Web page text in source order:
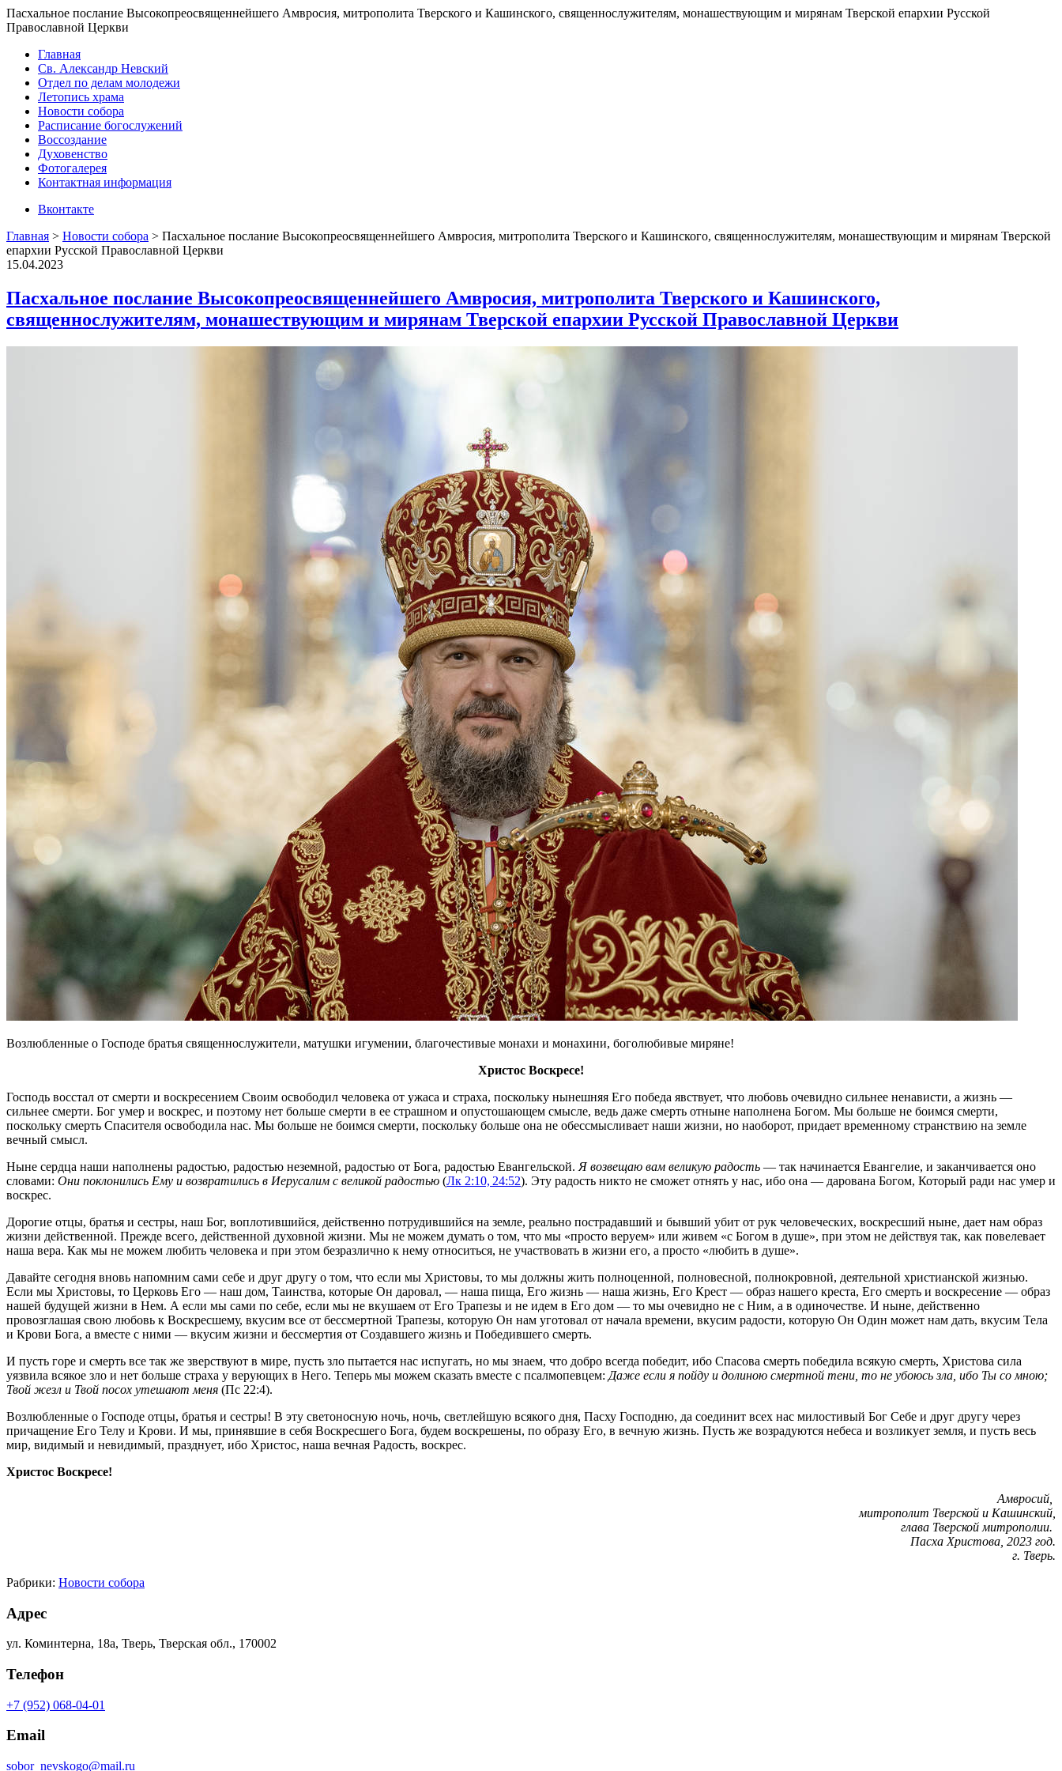
Пасхальное послание Высокопреосвященнейшего Амвросия, митрополита Тверского и Кашинского, священнослужителям, монашествующим и мирянам Тверской епархии Русской
Православной Церкви
Главная
Св. Александр Невский
Отдел по делам молодежи
Летопись храма
Новости собора
Расписание богослужений
Воссоздание
Духовенство
Фотогалерея
Контактная информация
Вконтакте
Главная > Новости собора > Пасхальное послание Высокопреосвященнейшего Амвросия, митрополита Тверского и Кашинского, священнослужителям, монашествующим и мирянам Тверской
епархии Русской Православной Церкви
15.04.2023
Пасхальное послание Высокопреосвященнейшего Амвросия, митрополита Тверского и Кашинского,
священнослужителям, монашествующим и мирянам Тверской епархии Русской Православной Церкви
Возлюбленные о Господе братья священнослужители, матушки игумении, благочестивые монахи и монахини, боголюбивые миряне!
Христос Воскресе!
Господь восстал от смерти и воскресением Своим освободил человека от ужаса и страха, поскольку нынешняя Его победа явствует, что любовь очевидно сильнее ненависти, а жизнь —
сильнее смерти. Бог умер и воскрес, и поэтому нет больше смерти в ее страшном и опустошающем смысле, ведь даже смерть отныне наполнена Богом. Мы больше не боимся смерти,
поскольку смерть Спасителя освободила нас. Мы больше не боимся смерти, поскольку больше она не обессмысливает наши жизни, но наоборот, придает временному странствию на земле
вечный смысл.
Ныне сердца наши наполнены радостью, радостью неземной, радостью от Бога, радостью Евангельской. Я возвещаю вам великую радость — так начинается Евангелие, и заканчивается оно
словами: Они поклонились Ему и возвратились в Иерусалим с великой радостью (Лк 2:10, 24:52). Эту радость никто не сможет отнять у нас, ибо она — дарована Богом, Который ради нас умер и
воскрес.
Дорогие отцы, братья и сестры, наш Бог, воплотившийся, действенно потрудившийся на земле, реально пострадавший и бывший убит от рук человеческих, воскресший ныне, дает нам образ
жизни действенной. Прежде всего, действенной духовной жизни. Мы не можем думать о том, что мы «просто веруем» или живем «с Богом в душе», при этом не действуя так, как повелевает
наша вера. Как мы не можем любить человека и при этом безразлично к нему относиться, не участвовать в жизни его, а просто «любить в душе».
Давайте сегодня вновь напомним сами себе и друг другу о том, что если мы Христовы, то мы должны жить полноценной, полновесной, полнокровной, деятельной христианской жизнью.
Если мы Христовы, то Церковь Его — наш дом, Таинства, которые Он даровал, — наша пища, Его жизнь — наша жизнь, Его Крест — образ нашего креста, Его смерть и воскресение — образ
нашей будущей жизни в Нем. А если мы сами по себе, если мы не вкушаем от Его Трапезы и не идем в Его дом — то мы очевидно не с Ним, а в одиночестве. И ныне, действенно
провозглашая свою любовь к Воскресшему, вкусим все от бессмертной Трапезы, которую Он нам уготовал от начала времени, вкусим радости, которую Он Один может нам дать, вкусим Тела
и Крови Бога, а вместе с ними — вкусим жизни и бессмертия от Создавшего жизнь и Победившего смерть.
И пусть горе и смерть все так же зверствуют в мире, пусть зло пытается нас испугать, но мы знаем, что добро всегда победит, ибо Спасова смерть победила всякую смерть, Христова сила
уязвила всякое зло и нет больше страха у верующих в Него. Теперь мы можем сказать вместе с псалмопевцем: Даже если я пойду и долиною смертной тени, то не убоюсь зла, ибо Ты со мною;
Твой жезл и Твой посох утешают меня (Пс 22:4).
Возлюбленные о Господе отцы, братья и сестры! В эту светоносную ночь, ночь, светлейшую всякого дня, Пасху Господню, да соединит всех нас милостивый Бог Себе и друг другу через
причащение Его Телу и Крови. И мы, принявшие в себя Воскресшего Бога, будем воскрешены, по образу Его, в вечную жизнь. Пусть же возрадуются небеса и возликует земля, и пусть весь
мир, видимый и невидимый, празднует, ибо Христос, наша вечная Радость, воскрес.
Христос Воскресе!
Амвросий,
митрополит Тверской и Кашинский,
глава Тверской митрополии.
Пасха Христова, 2023 год.
г. Тверь.
Рабрики: Новости собора
Адрес
ул. Коминтерна, 18а, Тверь, Тверская обл., 170002
Телефон
+7 (952) 068-04-01
Email
sobor_nevskogo@mail.ru